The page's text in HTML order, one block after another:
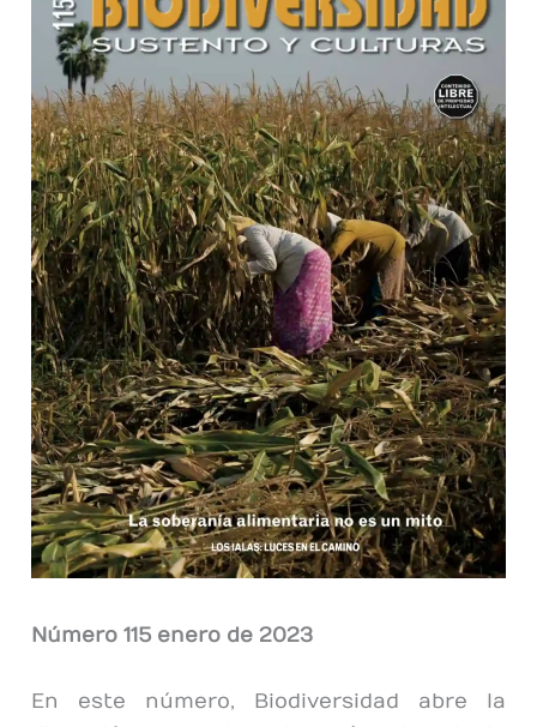
Número 115 enero de 2023
En este número, Biodiversidad abre la